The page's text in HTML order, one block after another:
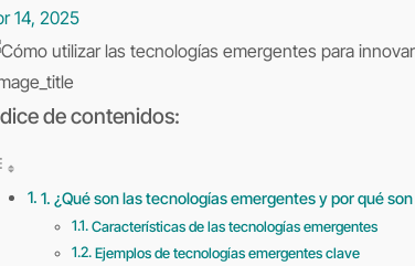
14, 2025
de contenidos:
1. ¿Qué son las tecnologías emergentes y por qué
Características de las tecnologías emergentes
Ejemplos de tecnologías emergentes clave